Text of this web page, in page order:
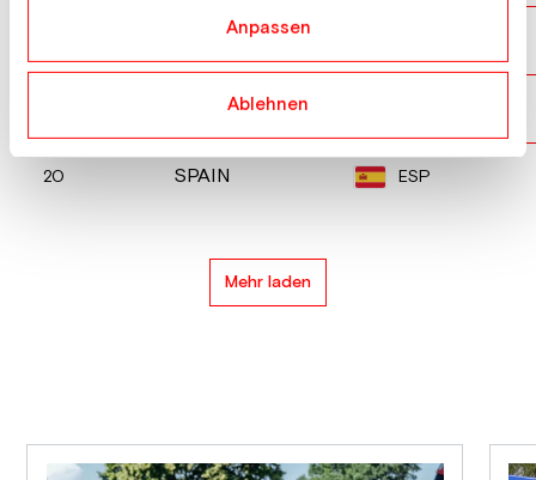
Anpassen
Ablehnen
MOLDOVA
AUSTRALIA
20 SPAIN ESP
Mehr laden